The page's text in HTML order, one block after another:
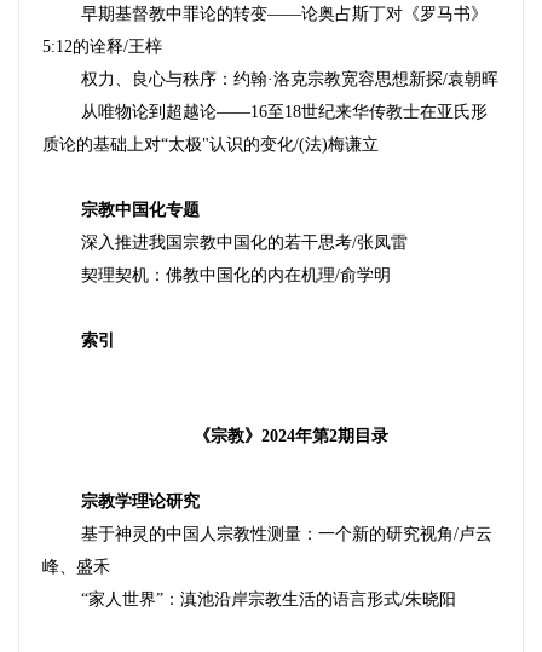
早期基督教中罪论的转变——论奥占斯丁对《罗马书》
5:12的诠释/王梓
权力、良心与秩序：约翰·洛克宗教宽容思想新探/袁朝晖
从唯物论到超越论——16至18世纪来华传教士在亚氏形
质论的基础上对“太极"认识的变化/(法)梅谦立
宗教中国化专题
深入推进我国宗教中国化的若干思考/张凤雷
契理契机：佛教中国化的内在机理/俞学明
索引
《宗教》 2024年第2期目录
宗教学理论研究
基于神灵的中国人宗教性测量： 一个新的研究视角/卢云
峰、盛禾
“家人世界”： 滇池沿岸宗教生活的语言形式/朱晓阳